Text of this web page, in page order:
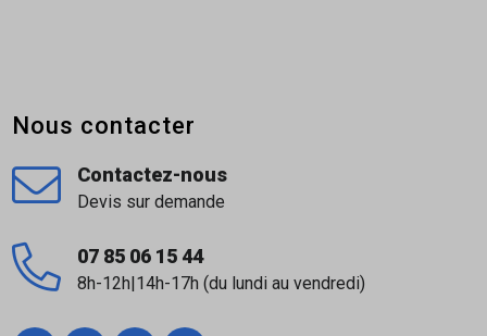
Nous contacter
Contactez-nous
Devis sur demande
07 85 06 15 44
8h-12h|14h-17h (du lundi au vendredi)